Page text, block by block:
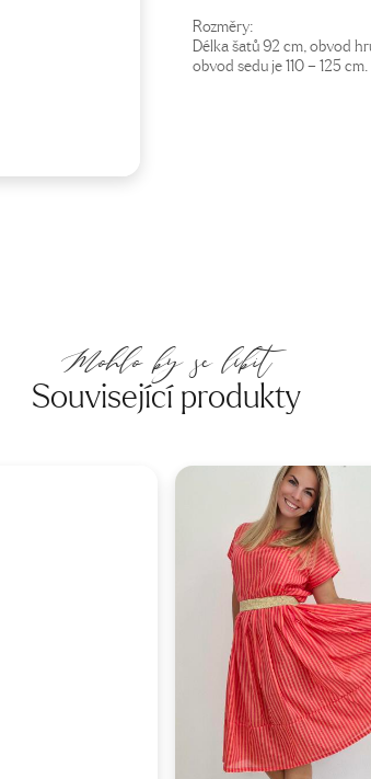
Rozměry:
Délka šatů 92 cm, obvod
obvod sedu je 110 – 125 cm.
Mohlo by se líbit
Související produkty